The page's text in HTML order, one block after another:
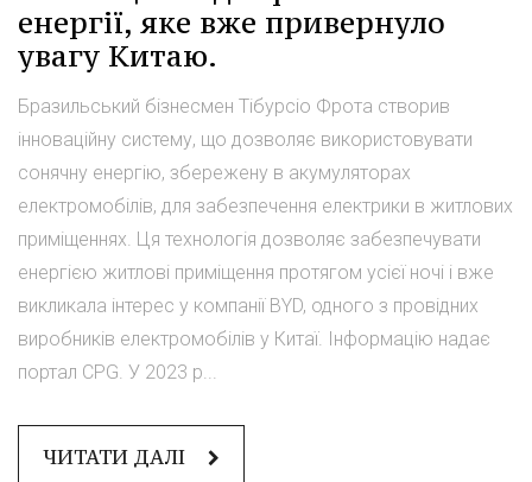
енергії, яке вже привернуло
увагу Китаю.
Бразильський бізнесмен Тібурсіо Фрота створив
інноваційну систему, що дозволяє використовувати
сонячну енергію, збережену в акумуляторах
електромобілів, для забезпечення електрики в житлових
приміщеннях. Ця технологія дозволяє забезпечувати
енергією житлові приміщення протягом усієї ночі і вже
викликала інтерес у компанії BYD, одного з провідних
виробників електромобілів у Китаї. Інформацію надає
портал CPG. У 2023 р...
ЧИТАТИ ДАЛІ